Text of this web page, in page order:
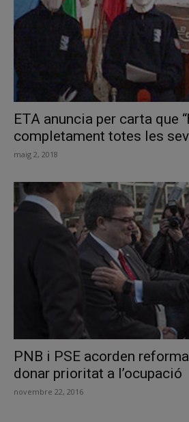
ETA anuncia per carta que
completament totes les
maig 2, 2018
PNB i PSE acorden
donar prioritat a l’ocupació
novembre 22, 2016